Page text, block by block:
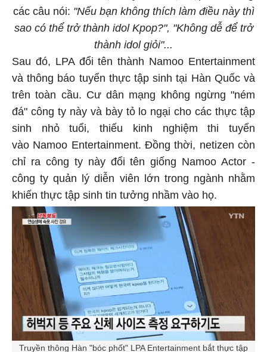
các câu nói: "Nếu bạn không thích làm điều này thì
sao có thể trở thành idol Kpop?", "Không dễ để trở
thành idol giỏi"...
Sau đó, LPA đổi tên thành Namoo Entertainment
và thông báo tuyển thực tập sinh tại Hàn Quốc và
trên toàn cầu. Cư dân mạng không ngừng "ném
đá" công ty này và bày tỏ lo ngại cho các thực tập
sinh nhỏ tuổi, thiếu kinh nghiệm thi tuyển
vào Namoo Entertainment. Đồng thời, netizen còn
chỉ ra công ty này đổi tên giống Namoo Actor -
công ty quản lý diễn viên lớn trong ngành nhằm
khiến thực tập sinh tin tưởng nhầm vào họ.
Truyền thông Hàn "bóc phốt" LPA Entertainment bắt thực tập